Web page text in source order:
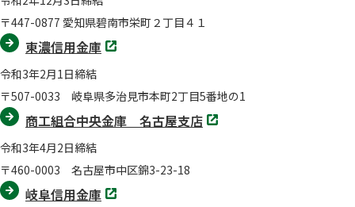
開
く
〒447-0877 愛知県碧南市栄町２丁目４１
東濃信用金庫 別
タ
開
く
令和3年2月1日締結
〒507-0033 岐阜県多治見市本町2丁目5番地の1
商工組合中央金庫 名古屋支店 別
タ
令和3年4月2日締結
〒460-0003 名古屋市中区錦3-23-18
岐阜信用金庫 別
タ